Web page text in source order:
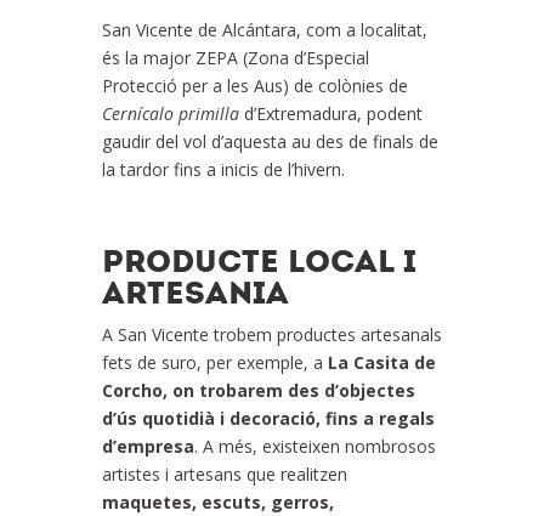
San Vicente de Alcántara, com a localitat,
és la major ZEPA (Zona d’Especial
Protecció per a les Aus) de colònies de
Cernícalo primilla d’Extremadura, podent
gaudir del vol d’aquesta au des de finals de
la tardor fins a inicis de l’hivern.
PRODUCTE LOCAL I
ARTESANIA
A San Vicente trobem productes artesanals
fets de suro, per exemple, a La Casita de
Corcho, on trobarem des d’objectes
d’ús quotidià i decoració, fins a regals
d’empresa. A més, existeixen nombrosos
artistes i artesans que realitzen
maquetes, escuts, gerros,